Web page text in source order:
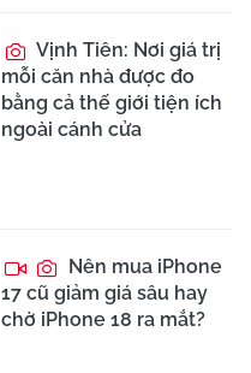
Vịnh Tiên: Nơi giá trị
mỗi căn nhà được đo
bằng cả thế giới tiện ích
ngoài cánh cửa
Nên mua iPhone
17 cũ giảm giá sâu hay
chờ iPhone 18 ra mắt?